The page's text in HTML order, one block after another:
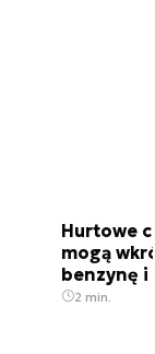
Hurtowe
mogą
benzynę i
2 min.